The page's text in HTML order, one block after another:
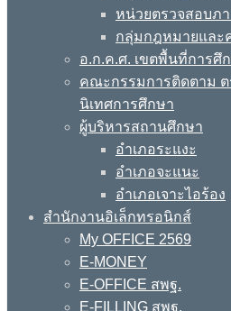
หน่วยตรวจสอบภ
กลุ่มกฎหมายและ
อ.ก.ค.ศ. เขตพื้นที่การศึ
คณะกรรมการติดตาม ต
นิเทศการศึกษา
ผู้บริหารสถานศึกษา
อำเภอระแงะ
อำเภอจะแนะ
อำเภอเจาะไอร้อง
สำนักงานอิเล็กทรอนิกส์
My OFFICE 2569
E-MONEY
E-OFFICE สพฐ.
E-FILLING สพฐ.